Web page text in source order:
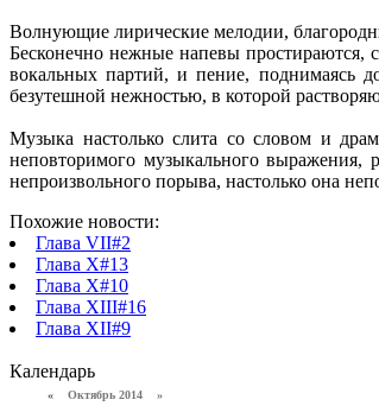
Волнующие лирические мелодии,
Бесконечно нежные напевы простираются,
вокальных партий, и пение, поднимаясь
безутешной нежностью, в которой
Музыка настолько слита со словом и
неповторимого музыкального выражения,
непроизвольного порыва, настолько она
Похожие новости:
Глава VII#2
Глава X#13
Глава X#10
Глава XIII#16
Глава XII#9
Календарь
«Октябрь 2014 »